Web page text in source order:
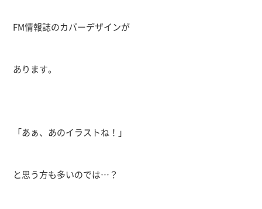
FM情報誌のカバーデザインが
あります。
「あぁ、あのイラストね！」
と思う方も多いのでは…？